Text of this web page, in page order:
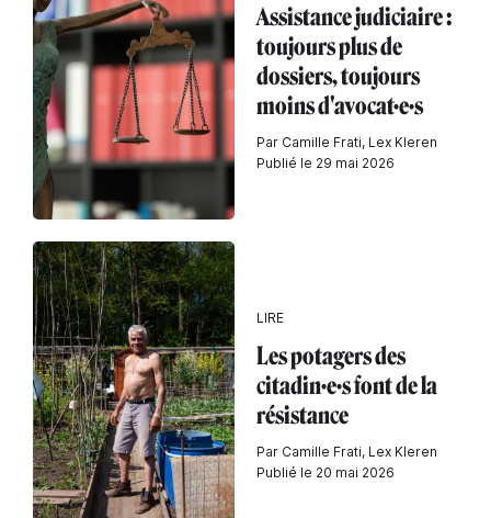
Assistance judiciaire :
toujours plus de
dossiers, toujours
moins d'avocat·e·s
Par Camille Frati, Lex Kleren
Publié le 29 mai 2026
LIRE
Les potagers des
citadin·e·s font de la
résistance
Par Camille Frati, Lex Kleren
Publié le 20 mai 2026